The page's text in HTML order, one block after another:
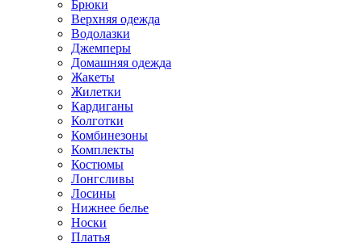
Брюки
Верхняя одежда
Водолазки
Джемперы
Домашняя одежда
Жакеты
Жилетки
Кардиганы
Колготки
Комбинезоны
Комплекты
Костюмы
Лонгсливы
Лосины
Нижнее белье
Носки
Платья